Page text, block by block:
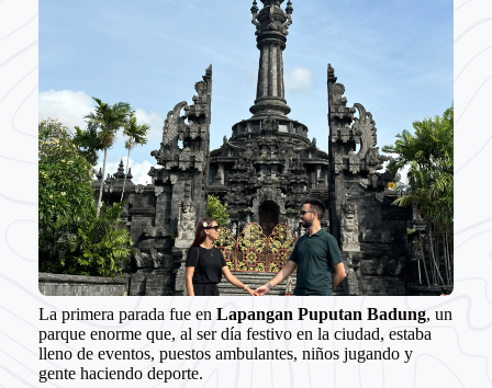
La primera parada fue en Lapangan Puputan Badung, un
parque enorme que, al ser día festivo en la ciudad, estaba
lleno de eventos, puestos ambulantes, niños jugando y
gente haciendo deporte.